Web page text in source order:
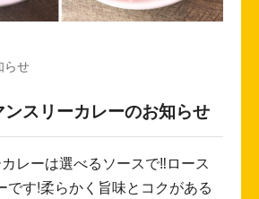
らせ
スリーカレーのお知らせ
レーは選べるソースで‼︎ロース
です!柔らかく旨味とコクがある